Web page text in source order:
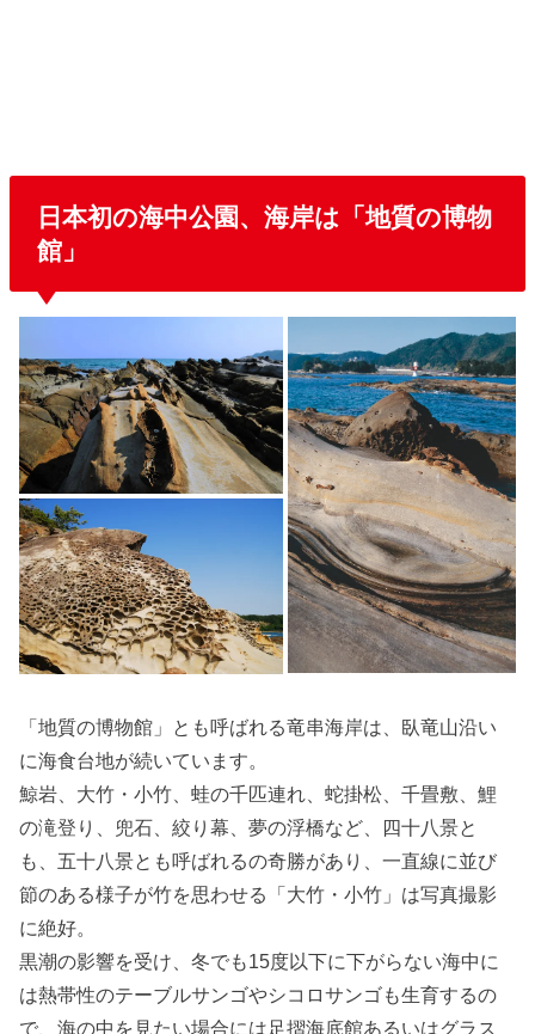
日本初の海中公園、海岸は「地質の博物
館」
「地質の博物館」とも呼ばれる竜串海岸は、臥竜山沿い
に海食台地が続いています。
鯨岩、大竹・小竹、蛙の千匹連れ、蛇掛松、千畳敷、鯉
の滝登り、兜石、絞り幕、夢の浮橋など、四十八景と
も、五十八景とも呼ばれるの奇勝があり、一直線に並び
節のある様子が竹を思わせる「大竹・小竹」は写真撮影
に絶好。
黒潮の影響を受け、冬でも15度以下に下がらない海中に
は熱帯性のテーブルサンゴやシコロサンゴも生育するの
で、海の中を見たい場合には足摺海底館あるいはグラス